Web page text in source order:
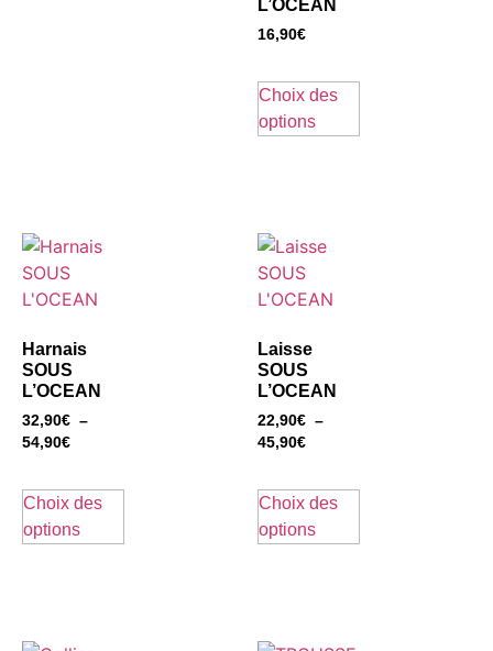
L’OCEAN
16,90€
Choix des
options
Harnais
SOUS
L’OCEAN
32,90€ –
54,90€
Choix des
options
Laisse
SOUS
L’OCEAN
22,90€ –
45,90€
Choix des
options